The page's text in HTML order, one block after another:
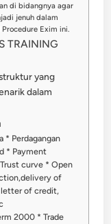
di bidangnya agar
jenuh dalam
Exim ini.
TRAINING
yang
dalam
* Perdagangan
* Payment
curve * Open
of
of credit,
2000 * Trade